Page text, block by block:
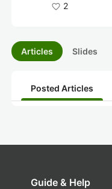
2
Articles Slides
Posted Articles
Guide & Help